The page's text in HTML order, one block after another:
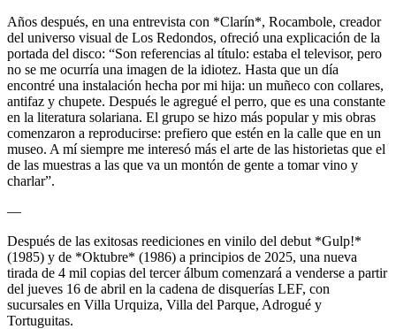
Años después, en una entrevista con *Clarín*, Rocambole, creador
del universo visual de Los Redondos, ofreció una explicación de la
portada del disco: “Son referencias al título: estaba el televisor, pero
no se me ocurría una imagen de la idiotez. Hasta que un día
encontré una instalación hecha por mi hija: un muñeco con collares,
antifaz y chupete. Después le agregué el perro, que es una constante
en la literatura solariana. El grupo se hizo más popular y mis obras
comenzaron a reproducirse: prefiero que estén en la calle que en un
museo. A mí siempre me interesó más el arte de las historietas que el
de las muestras a las que va un montón de gente a tomar vino y
charlar”.
—
Después de las exitosas reediciones en vinilo del debut *Gulp!*
(1985) y de *Oktubre* (1986) a principios de 2025, una nueva
tirada de 4 mil copias del tercer álbum comenzará a venderse a partir
del jueves 16 de abril en la cadena de disquerías LEF, con
sucursales en Villa Urquiza, Villa del Parque, Adrogué y
Tortuguitas.